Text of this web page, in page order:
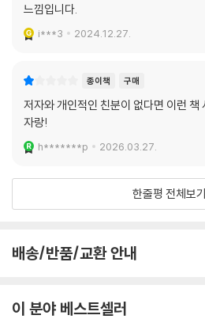
느낌입니다.
i***3 2024.12.27.
종이책 구매
저자와 개인적인 친분이 없다면 이런 책
자랑!
h*******p 2026.03.27.
한줄평 전체보기
배송/반품/교환 안내
이 분야 베스트셀러